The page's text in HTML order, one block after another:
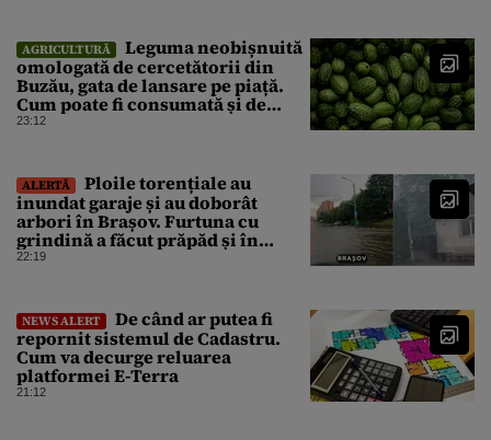
AGRICULTURĂ
Leguma neobișnuită
omologată de cercetătorii din
Buzău, gata de lansare pe piață.
Cum poate fi consumată și de
unde provine soiul
23:12
ALERTĂ
Ploile torențiale au
inundat garaje și au doborât
arbori în Brașov. Furtuna cu
grindină a făcut prăpăd și în
Bihor
22:19
NEWS ALERT
De când ar putea fi
repornit sistemul de Cadastru.
Cum va decurge reluarea
platformei E-Terra
21:12